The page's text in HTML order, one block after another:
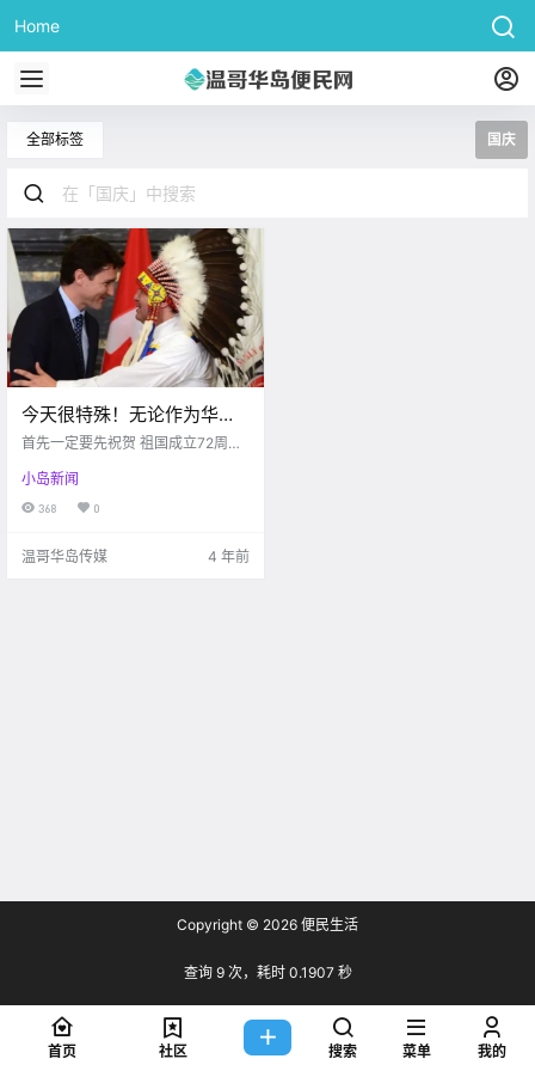
Home
全部标签 国庆
今天很特殊！无论作为华夏
子女，还是在加居民，我们
首先一定要先祝贺 祖国成立72周年
人 虽然身在异乡 但五星红旗 永远是
我们坚强的后盾 还记得疫情最严重
小岛新闻
368 0
温哥华岛传媒 4 年前
Copyright © 2026 便民生活
查询 9 次，耗时 0.1907 秒
首页 社区 搜索 菜单 我的